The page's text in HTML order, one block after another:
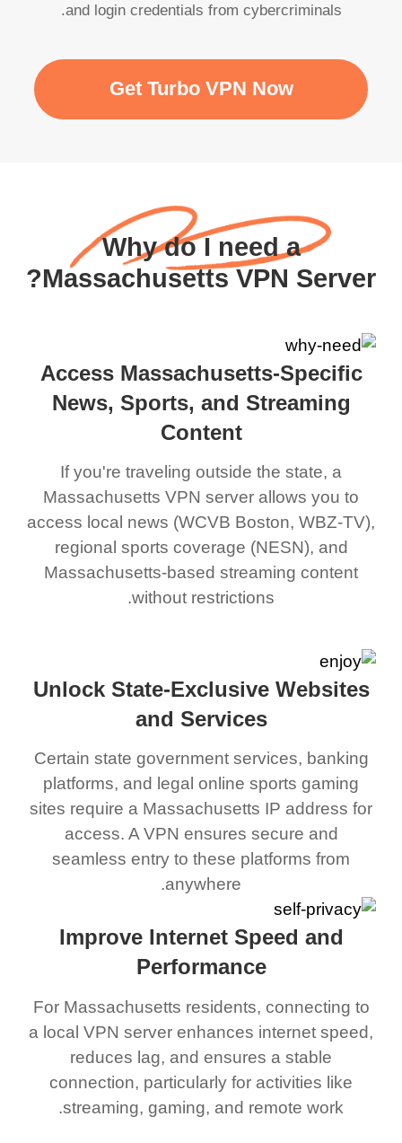
and login credentials from cybercriminals.
Get Turbo VPN Now
Why do I need a
Massachusetts VPN Server?
Access Massachusetts-Specific
News, Sports, and Streaming
Content
If you're traveling outside the state, a
Massachusetts VPN server allows you to
access local news (WCVB Boston, WBZ-TV),
regional sports coverage (NESN), and
Massachusetts-based streaming content
without restrictions.
Unlock State-Exclusive Websites
and Services
Certain state government services, banking
platforms, and legal online sports gaming
sites require a Massachusetts IP address for
access. A VPN ensures secure and
seamless entry to these platforms from
anywhere.
Improve Internet Speed and
Performance
For Massachusetts residents, connecting to
a local VPN server enhances internet speed,
reduces lag, and ensures a stable
connection, particularly for activities like
streaming, gaming, and remote work.